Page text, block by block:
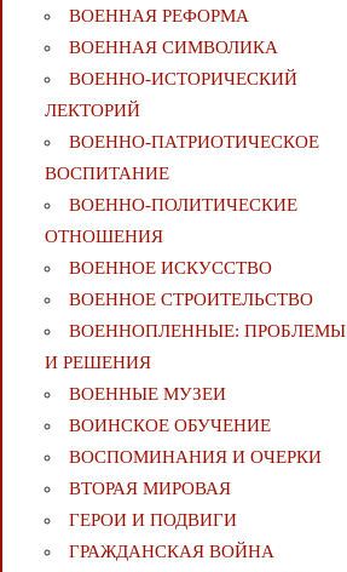
ВОЕННАЯ РЕФОРМА
ВОЕННАЯ СИМВОЛИКА
ВОЕННО-ИСТОРИЧЕСКИЙ
ЛЕКТОРИЙ
ВОЕННО-ПАТРИОТИЧЕСКОЕ
ВОСПИТАНИЕ
ВОЕННО-ПОЛИТИЧЕСКИE
ОТНОШЕНИЯ
ВОЕННОЕ ИСКУССТВО
ВОЕННОЕ СТРОИТЕЛЬСТВО
ВОЕННОПЛЕННЫЕ: ПРОБЛЕМЫ
И РЕШЕНИЯ
ВОЕННЫЕ МУЗЕИ
ВОИНСКОЕ ОБУЧЕНИЕ
ВОСПОМИНАНИЯ И ОЧЕРКИ
ВТОРАЯ МИРОВАЯ
ГЕРОИ И ПОДВИГИ
ГРАЖДАНСКАЯ ВОЙНА